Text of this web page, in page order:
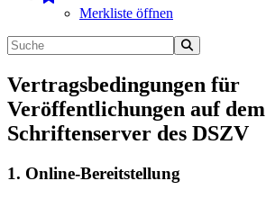
Merkliste öffnen
Vertragsbedingungen für
Veröffentlichungen auf dem
Schriftenserver des DSZV
1. Online-Bereitstellung